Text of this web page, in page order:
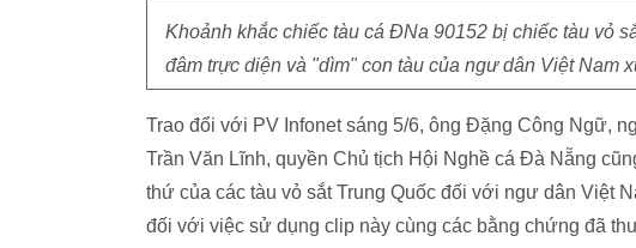
Khoảnh khắc chiếc tàu cá ĐNa 90152 bị chiếc tàu vỏ
đâm trực diện và "dìm" con tàu của ngư dân Việt Nam
Trao đổi với PV Infonet sáng 5/6, ông Đặng Công Ngữ,
Trần Văn Lĩnh, quyền Chủ tịch Hội Nghề cá Đà Nẵng
thứ của các tàu vỏ sắt Trung Quốc đối với ngư dân Việt
đối với việc sử dụng clip này cùng các bằng chứng đã